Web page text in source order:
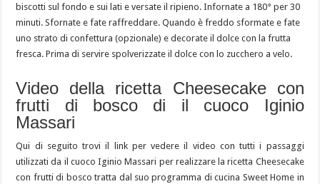
biscotti sul fondo e sui lati e versate il ripieno. Infornate a 180° per 30
minuti. Sfornate e fate raffreddare. Quando è freddo sformate e fate
uno strato di confettura (opzionale) e decorate il dolce con la frutta
fresca. Prima di servire spolverizzate il dolce con lo zucchero a velo.
Video della ricetta Cheesecake con
frutti di bosco di il cuoco Iginio
Massari
Qui di seguito trovi il link per vedere il video con tutti i passaggi
utilizzati da il cuoco Iginio Massari per realizzare la ricetta Cheesecake
con frutti di bosco tratta dal suo programma di cucina Sweet Home in